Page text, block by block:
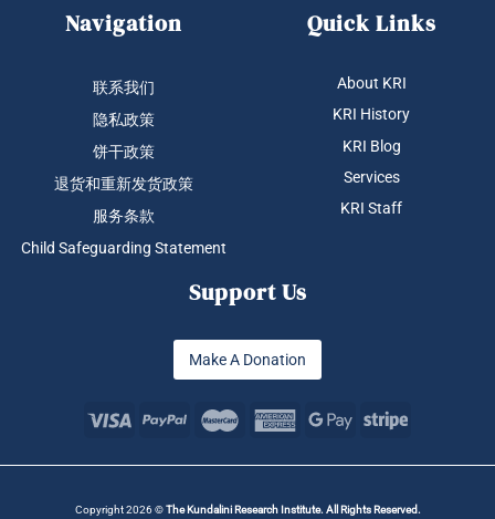
Navigation
联系我们
隐私政策
饼干政策
退货和重新发货政策
服务条款
Child Safeguarding Statement
Quick Links
About KRI
KRI History
KRI Blog
Services
KRI Staff
Support Us
Make A Donation
Copyright 2026 ©The Kundalini Research Institute. All Rights Reserved.